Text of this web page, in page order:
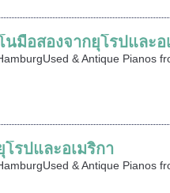
มือสองจากยุโรปและอ
& Antique
รปและอเมริกา
& Antique